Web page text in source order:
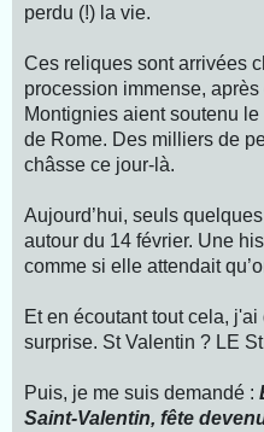
perdu (!) la vie.
Ces reliques sont arrivées
procession immense,
Montignies aient soutenu
de Rome. Des milliers de
châsse ce jour‑là.
Aujourd’hui, seuls
autour du 14 février. Une
comme si elle attendait
Et en écoutant tout cela,
surprise. St Valentin ? LE
Puis, je me suis demandé :
Saint‑Valentin, fête